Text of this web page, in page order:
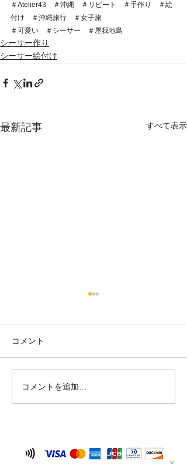
＃Atelier43　＃沖縄　＃リピート　＃手作り　＃絵
付け　＃沖縄旅行　＃女子旅
＃可愛い　＃シーサー　＃屋我地島
シーサー作り
シーサー絵付け
最新記事 すべて表示
シーサー作りand絵付け体
験🌺
コメント
コメントを追加…